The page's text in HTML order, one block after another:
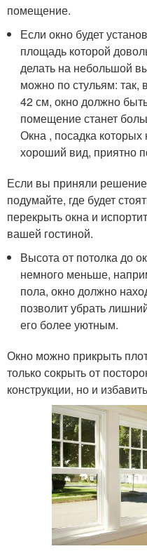
помещение.
Если окно будет
площадь которой
делать на небольшой
можно по стульям: так,
42 см, окно должно
помещение станет
Окна , посадка
хороший вид, приятно
Если вы приняли решение
подумайте, где будет
перекрыть окна и
вашей гостиной.
Высота от потолка до
немного меньше,
пола, окно должно
позволит убрать
его более уютным.
Окно можно прикрыть
только сокрыть от
конструкции, но и